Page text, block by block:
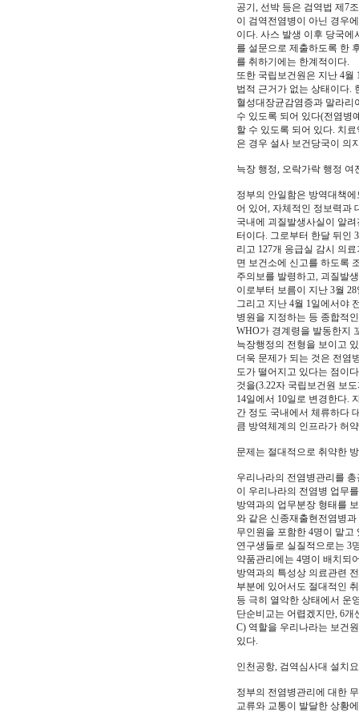
공기, 선박 등은 검역법 제7
이 검역전염병이 아닌 경우
이다. 사스 발생 이후 당국
를 설문으로 제출하도록 한
를 취하기에는 한계적이다.
또한 국립보건원은 지난 4월
법적 근거가 없는 상태이다.
혈성대장균감염증과 말라리
수 있도록 되어 있다(전염병
할 수 있도록 되어 있다. 치
은 경우 설사 보건당국이 의
늑장 행정, 오락가락 행정
정부의 안일함은 방역대책
어 있어, 자체적인 정보력과
국내에 괴질발생사실이 알
터이다. 그로부터 한달 뒤인
리고 127개 응급실 감시 의
면 보건소에 신고를 하도록
주의보를 발령하고, 괴질발
이로부터 보름이 지난 3월
그리고 지난 4월 1일에서야
병원을 지정하는 등 종합적
WHO가 경계령을 발동한지
늑장행정의 전형을 보이고
더욱 문제가 되는 것은 전염
도가 떨어지고 있다는 점이
것을(3.22자 국립보건원 보
14일에서 10일로 변경한다.
간 정도 국내에서 체류하다
큼 방역체계의 인프라가 허
문제는 절대적으로 취약한
우리나라의 전염병관리를
이 우리나라의 전염병 업무
방역과의 업무분장 형태를
와 같은 신종재출현전염병
무인원을 포함한 4명이 맡고
연구생들로 실질적으로는 3
약품관리에는 4명이 배치되
방역과의 특성상 의료관련
부분에 있어서도 절대적인
등 극히 열악한 상태에서 운
단순비교는 어렵겠지만, 6개
C) 역할을 우리나라는 보건
있다.
인천공항, 검역심사대 설치
정부의 전염병관리에 대한
교류와 교통이 발달한 상황